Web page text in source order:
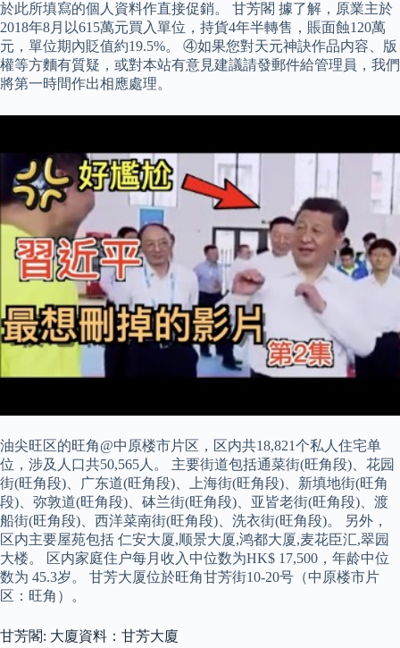
於此所填寫的個人資料作直接促銷。 甘芳閣 據了解，原業主於
2018年8月以615萬元買入單位，持貨4年半轉售，賬面蝕120萬
元，單位期內貶值約19.5%。 ④如果您對天元神訣作品内容、版
權等方麵有質疑，或對本站有意見建議請發郵件給管理員，我們
將第一時間作出相應處理。
油尖旺区的旺角@中原楼市片区，区内共18,821个私人住宅单
位，涉及人口共50,565人。 主要街道包括通菜街(旺角段)、花园
街(旺角段)、广东道(旺角段)、上海街(旺角段)、新填地街(旺角
段)、弥敦道(旺角段)、砵兰街(旺角段)、亚皆老街(旺角段)、渡
船街(旺角段)、西洋菜南街(旺角段)、洗衣街(旺角段)。 另外，
区内主要屋苑包括 仁安大厦,顺景大厦,鸿都大厦,麦花臣汇,翠园
大楼。 区内家庭住户每月收入中位数为HK$ 17,500，年龄中位
数为 45.3岁。 甘芳大厦位於旺角甘芳街10-20号（中原楼市片
区：旺角）。
甘芳閣: 大廈資料：甘芳大廈